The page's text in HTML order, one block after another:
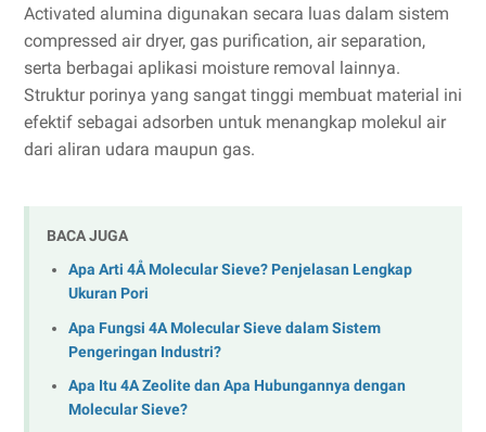
Activated alumina digunakan secara luas dalam sistem
compressed air dryer, gas purification, air separation,
serta berbagai aplikasi moisture removal lainnya.
Struktur porinya yang sangat tinggi membuat material ini
efektif sebagai adsorben untuk menangkap molekul air
dari aliran udara maupun gas.
BACA JUGA
Apa Arti 4Å Molecular Sieve? Penjelasan Lengkap
Ukuran Pori
Apa Fungsi 4A Molecular Sieve dalam Sistem
Pengeringan Industri?
Apa Itu 4A Zeolite dan Apa Hubungannya dengan
Molecular Sieve?